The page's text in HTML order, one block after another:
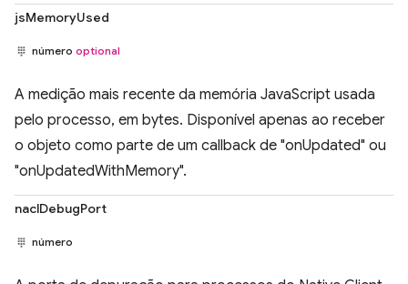
jsMemoryUsed
número optional
A medição mais recente da memória JavaScript usada
pelo processo, em bytes. Disponível apenas ao receber
o objeto como parte de um callback de "onUpdated" ou
"onUpdatedWithMemory".
naclDebugPort
número